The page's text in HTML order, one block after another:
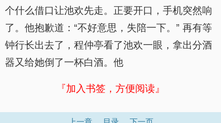
个什么借口让池欢先走。正要开口，手机突然响
了。他抱歉道：“不好意思，失陪一下。” 再有等
钟行长出去了，程仲亭看了池欢一眼，拿出分酒
器又给她倒了一杯白酒。他
『加入书签，方便阅读』